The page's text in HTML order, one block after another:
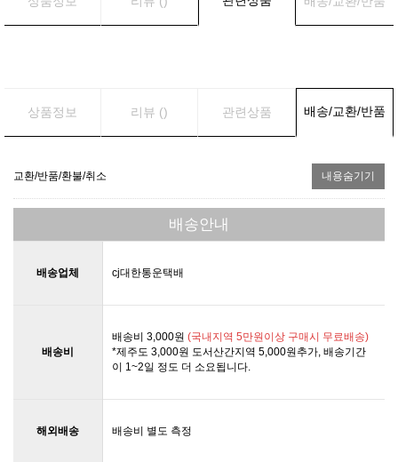
상품정보 리뷰 () 관련상품 배송/교환/반품
교환/반품/환불/취소 내용숨기기
배송안내
배송업체 cj대한통운택배
배송비
배송비 3,000원 (국내지역 5만원이상 구매시 무료배송)
*제주도 3,000원 도서산간지역 5,000원추가, 배송기간
이 1~2일 정도 더 소요됩니다.
해외배송 배송비 별도 측정